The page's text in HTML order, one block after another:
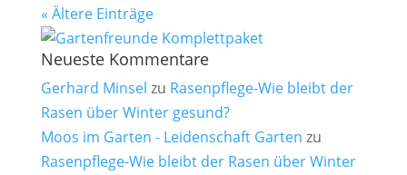
« Ältere Einträge
Neueste Kommentare
Gerhard Minsel zu Rasenpflege-Wie bleibt der
Rasen über Winter gesund?
Moos im Garten - Leidenschaft Garten zu
Rasenpflege-Wie bleibt der Rasen über Winter